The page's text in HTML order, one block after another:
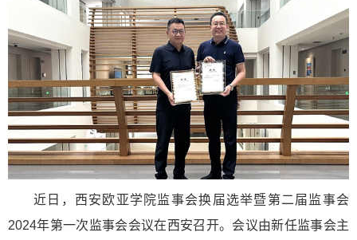
近日，西安欧亚学院监事会换届选举暨第二届监事会
2024年第一次监事会会议在西安召开。会议由新任监事会主